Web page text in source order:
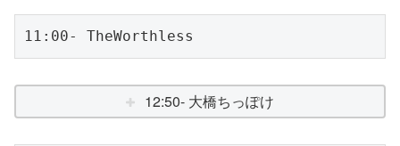
11:00- TheWorthless
12:50- 大橋ちっぽけ